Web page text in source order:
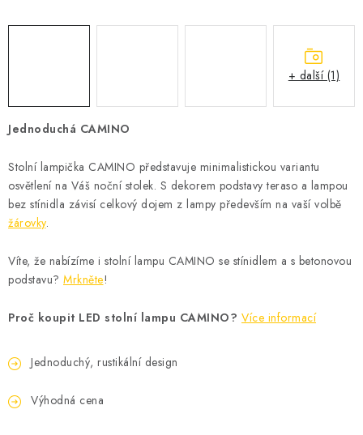
Podmínky ochrany osobních údajů
Jednoduchá CAMINO
Stolní lampička CAMINO představuje minimalistickou variantu
osvětlení na Váš noční stolek. S dekorem podstavy teraso a lampou
bez stínidla závisí celkový dojem z lampy především na vaší volbě
žárovky.
Víte, že nabízíme i stolní lampu CAMINO se stínidlem a s betonovou
podstavu? Mrkněte!
Proč koupit LED stolní lampu CAMINO? Více informací
Jednoduchý, rustikální design
Výhodná cena
+ další (1)